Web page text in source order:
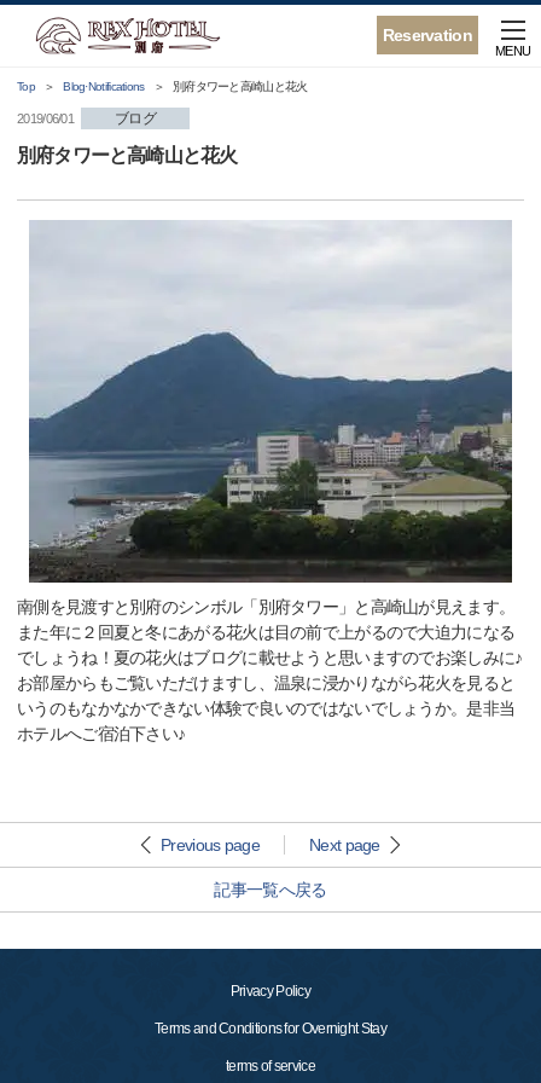
Reservation
MENU
Top Blog·Notifications 別府タワーと高崎山と花火
2019/06/01 ブログ
別府タワーと高崎山と花火
南側を見渡すと別府のシンボル「別府タワー」と高崎山が見えます。
また年に２回夏と冬にあがる花火は目の前で上がるので大迫力になる
でしょうね！夏の花火はブログに載せようと思いますのでお楽しみに♪
お部屋からもご覧いただけますし、温泉に浸かりながら花火を見ると
いうのもなかなかできない体験で良いのではないでしょうか。是非当
ホテルへご宿泊下さい♪
Previous page Next page
記事一覧へ戻る
Privacy Policy
Terms and Conditions for Overnight Stay
terms of service